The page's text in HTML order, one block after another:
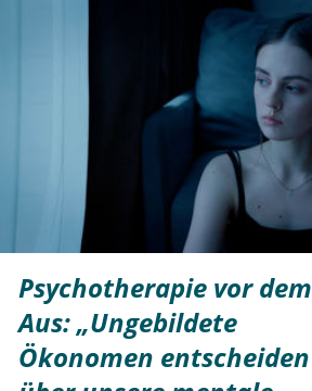
Psychotherapie vor dem
Aus: „Ungebildete
Ökonomen entscheiden